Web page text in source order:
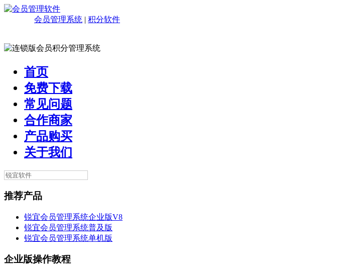
会员管理系统 | 积分软件
首页
免费下载
常见问题
合作商家
产品购买
关于我们
推荐产品
锐宜会员管理系统企业版V8
锐宜会员管理系统普及版
锐宜会员管理系统单机版
企业版操作教程